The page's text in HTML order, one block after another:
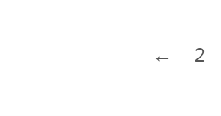
← 2